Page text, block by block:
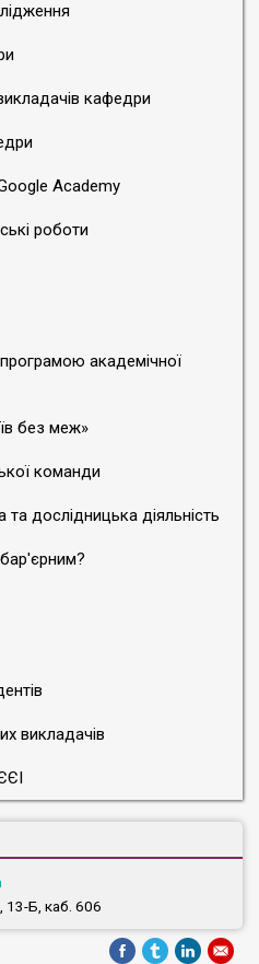
кафедри
Academy
роботи
академічної
без меж»
команди
дослідницька діяльність
викладачів
13-Б, каб. 606